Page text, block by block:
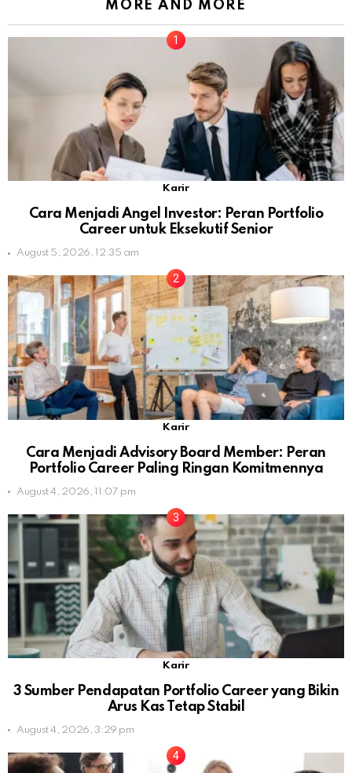
MORE AND MORE
Karir
Cara Menjadi Angel Investor: Peran Portfolio
Career untuk Eksekutif Senior
August 5, 2026, 12:35 am
Karir
Cara Menjadi Advisory Board Member: Peran
Portfolio Career Paling Ringan Komitmennya
August 4, 2026, 11:07 pm
Karir
3 Sumber Pendapatan Portfolio Career yang Bikin
Arus Kas Tetap Stabil
August 4, 2026, 3:29 pm